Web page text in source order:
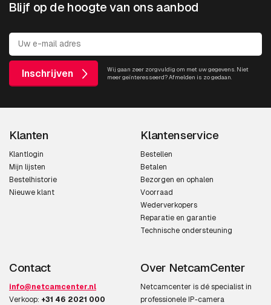
PTZ
AXIS P5676-LE
AXIS M4308-PLE
AXIS M4317-PLR
AXIS P3735-PLE
AXIS P3737-PLE
Blijf op de hoogte van ons aanbod
Inschrijven
Wij gaan zeer zorgvuldig om met uw gegevens. Niet
meer geïnteresseerd? Afmelden is zo gedaan.
Klanten
Klantlogin
Mijn lijsten
Bestelhistorie
Nieuwe klant
Klantenservice
Bestellen
Betalen
Bezorgen en ophalen
Voorraad
Wederverkopers
Reparatie en garantie
Technische ondersteuning
Contact
info@netcamcenter.nl
Verkoop: +31 46 2021 000
Over NetcamCenter
Netcamcenter is dé specialist in
professionele IP-camera